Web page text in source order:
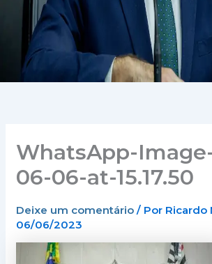
WhatsApp-
06-06-at-15.17.50
Deixe um comentário / Por Ricardo
06/06/2023